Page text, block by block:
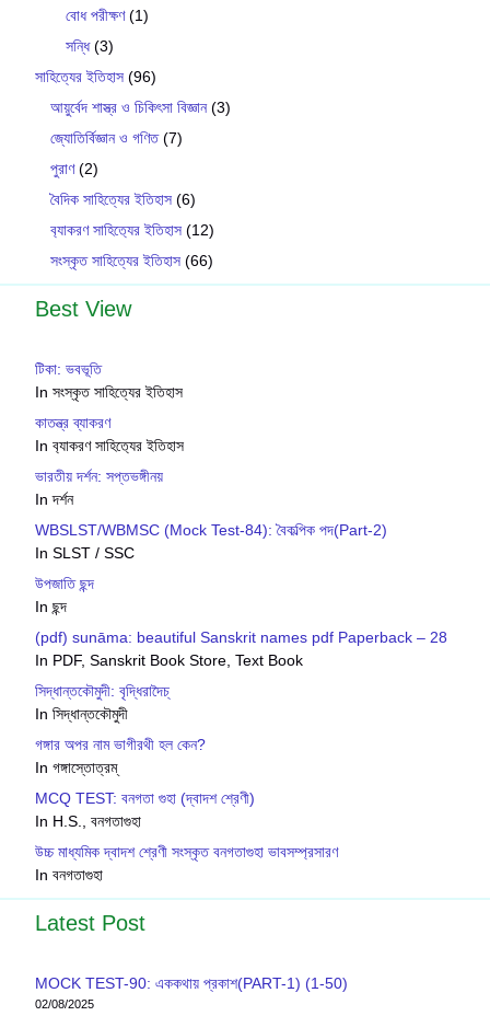
বোধ পরীক্ষণ(1)
সন্ধি(3)
সাহিত্যের ইতিহাস (96)
আয়ুর্বেদ শাস্ত্র ও চিকিৎসা বিজ্ঞান(3)
জ্যোতির্বিজ্ঞান ও গণিত(7)
পুরাণ(2)
বৈদিক সাহিত্যের ইতিহাস (6)
ব‍্যাকরণ সাহিত‍্যের ইতিহাস (12)
সংস্কৃত সাহিত্যের ইতিহাস (66)
Best View
টিকা: ভবভূতি
In সংস্কৃত সাহিত্যের ইতিহাস
কাতন্ত্র ব্যাকরণ
In ব‍্যাকরণ সাহিত‍্যের ইতিহাস
ভারতীয় দর্শন: সপ্তভঙ্গীনয়
In দর্শন
WBSLST/WBMSC (Mock Test-84): বৈকল্পিক পদ(Part-2)
In SLST / SSC
উপজাতি ছন্দ
In ছন্দ
(pdf) sunāma: beautiful Sanskrit names pdf Paperback – 28
In PDF, Sanskrit Book Store, Text Book
সিদ্ধান্তকৌমুদী: বৃদ্ধিরাদৈচ্
In সিদ্ধান্তকৌমুদী
গঙ্গার অপর নাম ভাগীরথী হল কেন?
In গঙ্গাস্তোত্রম্
MCQ TEST: বনগতা গুহা (দ্বাদশ শ্রেণী)
In H.S., বনগতাগুহা
উচ্চ মাধ্যমিক দ্বাদশ শ্রেণী সংস্কৃত বনগতাগুহা ভাবসম্প্রসারণ
In বনগতাগুহা
Latest Post
MOCK TEST-90: এককথায় প্রকাশ(PART-1) (1-50)
02/08/2025